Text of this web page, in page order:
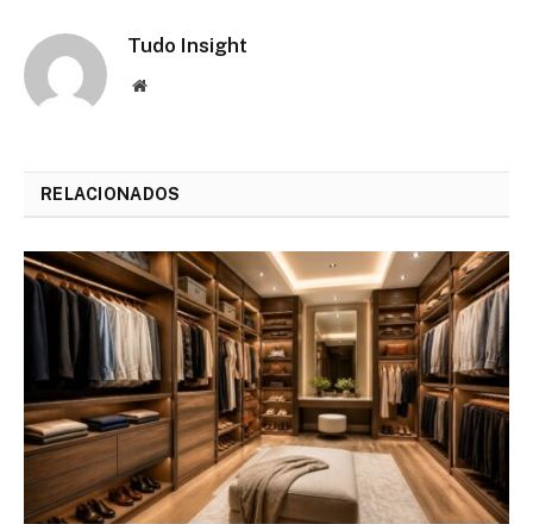
Tudo Insight
Website
RELACIONADOS